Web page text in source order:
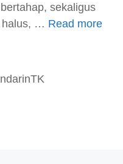
sekaligus
halus, … Read more